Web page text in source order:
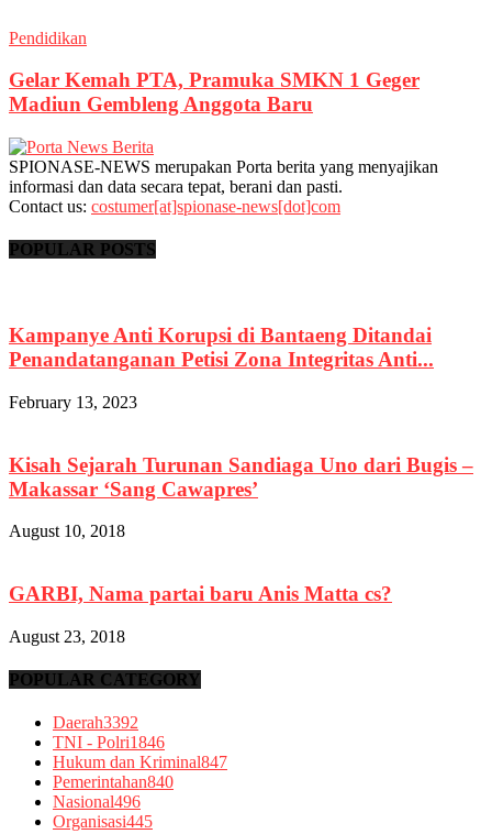
Pendidikan
Gelar Kemah PTA, Pramuka SMKN 1 Geger
Madiun Gembleng Anggota Baru
SPIONASE-NEWS merupakan Porta berita yang menyajikan
informasi dan data secara tepat, berani dan pasti.
Contact us: costumer[at]spionase-news[dot]com
POPULAR POSTS
Kampanye Anti Korupsi di Bantaeng Ditandai
Penandatanganan Petisi Zona Integritas Anti...
February 13, 2023
Kisah Sejarah Turunan Sandiaga Uno dari Bugis –
Makassar ‘Sang Cawapres’
August 10, 2018
GARBI, Nama partai baru Anis Matta cs?
August 23, 2018
POPULAR CATEGORY
Daerah3392
TNI - Polri1846
Hukum dan Kriminal847
Pemerintahan840
Nasional496
Organisasi445